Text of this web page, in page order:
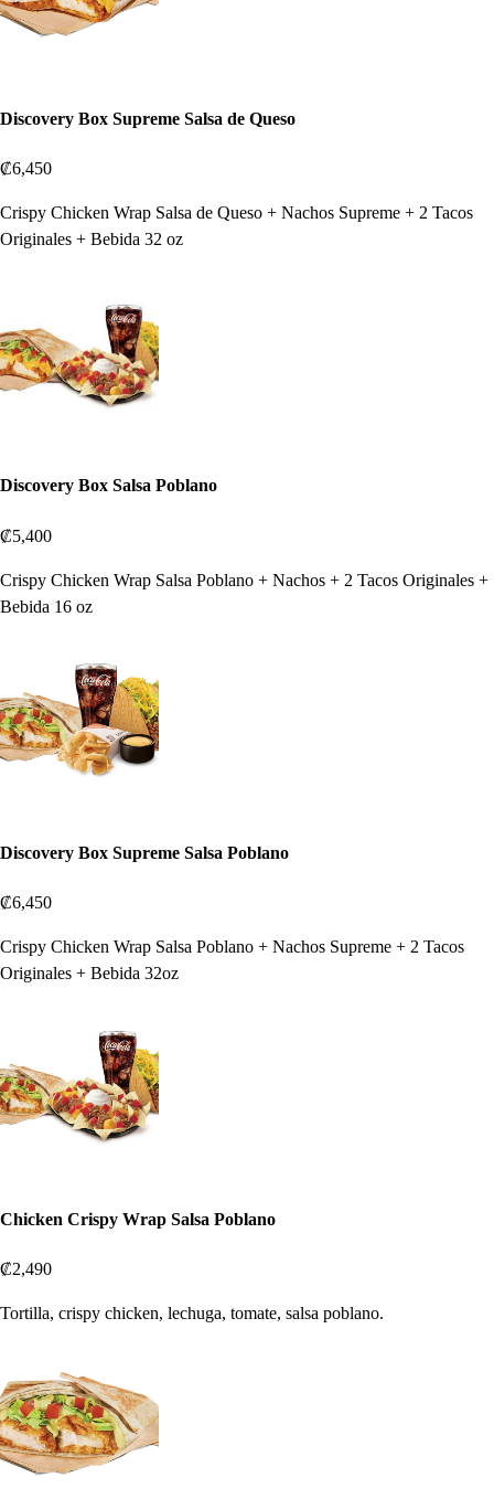
Discovery Box Supreme Salsa de Queso
₡6,450
Crispy Chicken Wrap Salsa de Queso + Nachos Supreme + 2 Tacos
Originales + Bebida 32 oz
Discovery Box Salsa Poblano
₡5,400
Crispy Chicken Wrap Salsa Poblano + Nachos + 2 Tacos Originales +
Bebida 16 oz
Discovery Box Supreme Salsa Poblano
₡6,450
Crispy Chicken Wrap Salsa Poblano + Nachos Supreme + 2 Tacos
Originales + Bebida 32oz
Chicken Crispy Wrap Salsa Poblano
₡2,490
Tortilla, crispy chicken, lechuga, tomate, salsa poblano.